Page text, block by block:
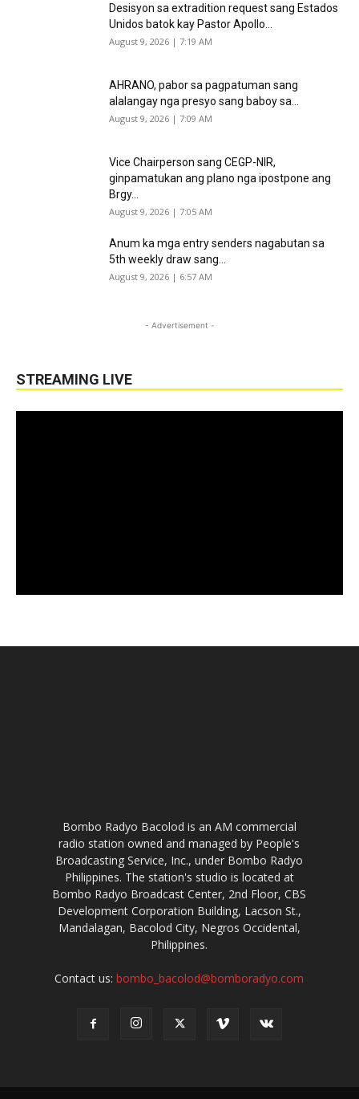
Desisyon sa extradition request sang Estados
Unidos batok kay Pastor Apollo...
August 9, 2026 | 7:19 AM
AHRANO, pabor sa pagpatuman sang
alalangay nga presyo sang baboy sa...
August 9, 2026 | 7:09 AM
Vice Chairperson sang CEGP-NIR,
ginpamatukan ang plano nga ipostpone ang
Brgy...
August 9, 2026 | 7:05 AM
Anum ka mga entry senders nagabutan sa
5th weekly draw sang...
August 9, 2026 | 6:57 AM
- Advertisement -
STREAMING LIVE
Bombo Radyo Bacolod is an AM commercial
radio station owned and managed by People's
Broadcasting Service, Inc., under Bombo Radyo
Philippines. The station's studio is located at
Bombo Radyo Broadcast Center, 2nd Floor, CBS
Development Corporation Building, Lacson St.,
Mandalagan, Bacolod City, Negros Occidental,
Philippines.
Contact us:bombo_bacolod@bomboradyo.com